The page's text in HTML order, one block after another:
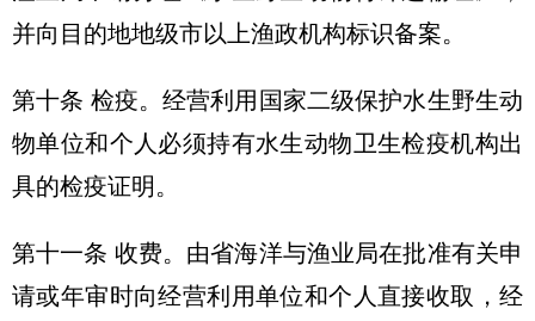
并向目的地地级市以上渔政机构标识备案。
第十条 检疫。经营利用国家二级保护水生野生动
物单位和个人必须持有水生动物卫生检疫机构出
具的检疫证明。
第十一条 收费。由省海洋与渔业局在批准有关申
请或年审时向经营利用单位和个人直接收取，经